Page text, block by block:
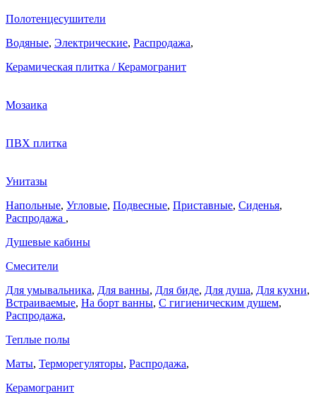
Полотенцесушители
Водяные, Электрические, Распродажа,
Керамическая плитка / Керамогранит
Мозаика
ПВХ плитка
Унитазы
Напольные, Угловые, Подвесные, Приставные, Сиденья,
Распродажа ,
Душевые кабины
Смесители
Для умывальника, Для ванны, Для биде, Для душа, Для кухни,
Встраиваемые, На борт ванны, C гигиеническим душем,
Распродажа,
Теплые полы
Маты, Терморегуляторы, Распродажа,
Керамогранит